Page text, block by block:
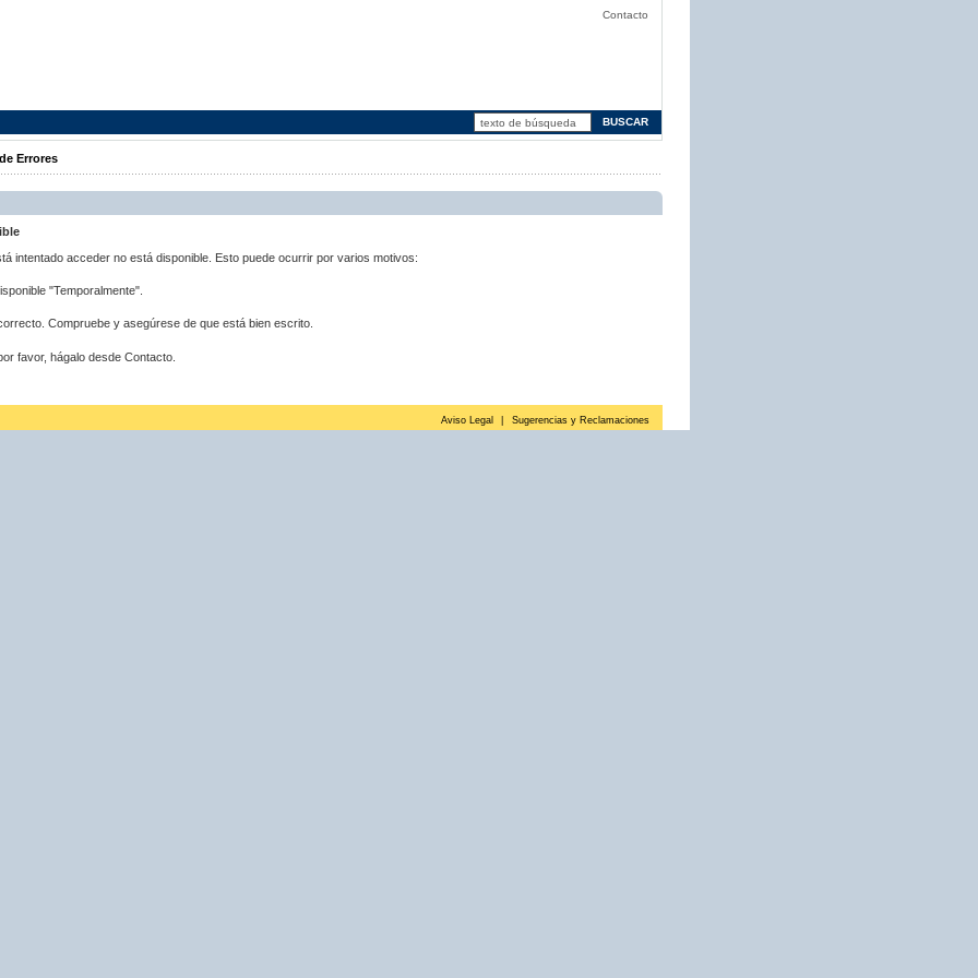
Contacto
Errores
intentado acceder no está disponible. Esto puede ocurrir por varios motivos:
"Temporalmente".
Compruebe y asegúrese de que está bien escrito.
favor, hágalo desde Contacto.
Aviso Legal Sugerencias y Reclamaciones